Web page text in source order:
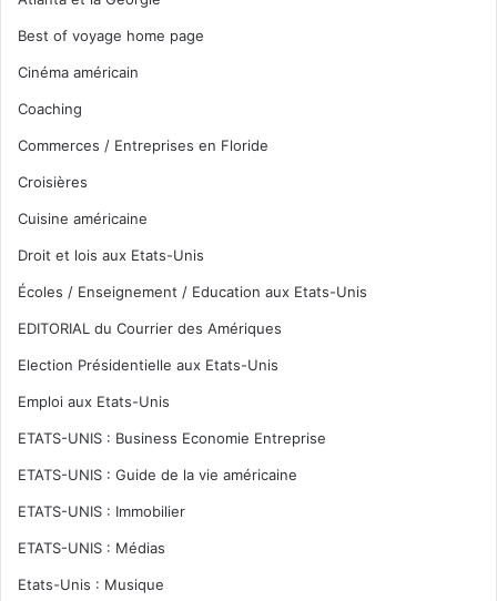
Best of voyage home page
Cinéma américain
Coaching
Commerces / Entreprises en Floride
Croisières
Cuisine américaine
Droit et lois aux Etats-Unis
Écoles / Enseignement / Education aux Etats-Unis
EDITORIAL du Courrier des Amériques
Election Présidentielle aux Etats-Unis
Emploi aux Etats-Unis
ETATS-UNIS : Business Economie Entreprise
ETATS-UNIS : Guide de la vie américaine
ETATS-UNIS : Immobilier
ETATS-UNIS : Médias
Etats-Unis : Musique